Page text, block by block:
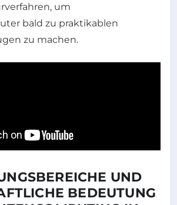
um
bald zu praktikablen
zu machen.
UND
BEDEUTUNG